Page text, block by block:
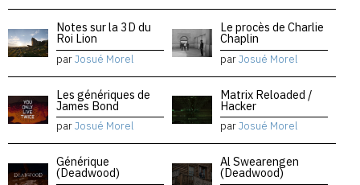
Notes sur la 3D du
Roi Lion
parJosué Morel
Le procès de Charlie
Chaplin
parJosué Morel
Les génériques de
James Bond
parJosué Morel
Matrix Reloaded /
Hacker
parJosué Morel
Générique
(Deadwood)
Al Swearengen
(Deadwood)